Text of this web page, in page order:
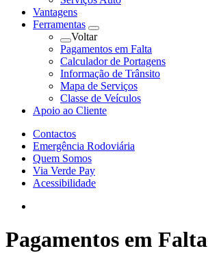
Vantagens
Ferramentas
Voltar
Pagamentos em Falta
Calculador de Portagens
Informação de Trânsito
Mapa de Serviços
Classe de Veículos
Apoio ao Cliente
Contactos
Emergência Rodoviária
Quem Somos
Via Verde Pay
Acessibilidade
Pagamentos em Falta